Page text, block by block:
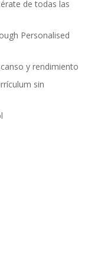
de todas las
Personalised
y rendimiento
sin